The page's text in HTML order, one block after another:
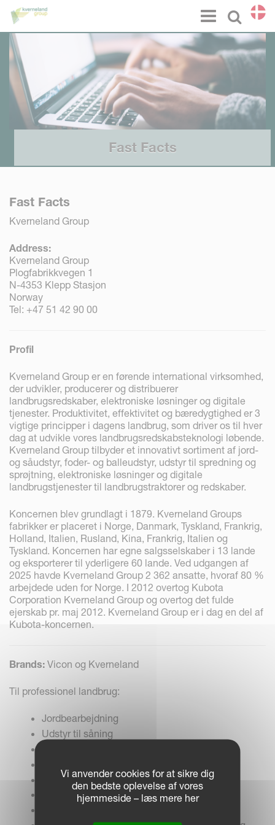
Select
Menu
Fast Facts
Fast Facts
Kverneland Group
Address:
Kverneland Group
Plogfabrikkvegen 1
N-4353 Klepp Stasjon
Norway
Tel: +47 51 42 90 00
Profil
Kverneland Group er en førende international virksomhed,
der udvikler, producerer og distribuerer
landbrugsredskaber, elektroniske løsninger og digitale
tjenester. Produktivitet, effektivitet og bæredygtighed er 3
vigtige principper i dagens landbrug, som driver os til hver
dag at udvikle vores landbrugsredskabsteknologi løbende.
Kverneland Group tilbyder et innovativt sortiment af jord-
og såudstyr, foder- og balleudstyr, udstyr til spredning og
sprøjtning, elektroniske løsninger og digitale
landbrugstjenester til landbrugstraktorer og redskaber.
Koncernen blev grundlagt i 1879. Kverneland Groups
fabrikker er placeret i Norge, Danmark, Tyskland, Frankrig,
Holland, Italien, Rusland, Kina, Frankrig, Italien og
Tyskland. Koncernen har egne salgsselskaber i 13 lande
og eksporterer til yderligere 60 lande. Ved udgangen af
2025 havde Kverneland Group 2 362 ansatte, hvoraf 80 %
arbejdede uden for Norge. I 2012 overtog Kubota
Corporation Kverneland Group og overtog det fulde
ejerskab pr. maj 2012. Kverneland Group er i dag en del af
Kubota-koncernen.
Brands: Vicon og Kverneland
Til professionel landbrug:
Jordbearbejdning
Udstyr til såning
Udstyr til baller og indpakning
Gødningsspredere
CCookie-styringspanel
Vi anvender cookies for at sikre dig
den bedste oplevelse af vores
hjemmeside – læs mere her